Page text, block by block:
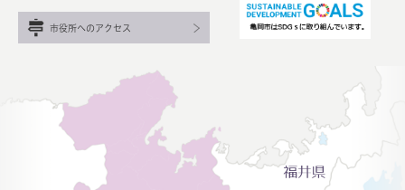
市役所へのアクセス